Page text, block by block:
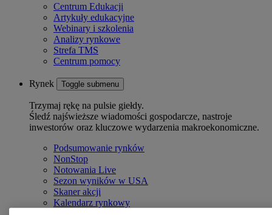
Centrum Edukacji
Artykuły edukacyjne
Webinary i szkolenia
Analizy rynkowe
Strefa TMS
Centrum pomocy
Rynek Toggle submenu
Trzymaj rękę na pulsie giełdy.
Śledź najświeższe wiadomości gospodarcze, nastroje
inwestorów oraz kluczowe wydarzenia makroekonomiczne.
Podsumowanie rynków
NonStop
Notowania Live
Sezon wyników w USA
Skaner akcji
Kalendarz rynkowy